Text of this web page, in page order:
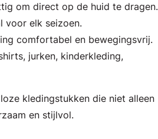
om direct op de huid te dragen.
voor elk seizoen.
comfortabel en bewegingsvrij.
jurken, kinderkleding,
kledingstukken die niet alleen
en stijlvol.